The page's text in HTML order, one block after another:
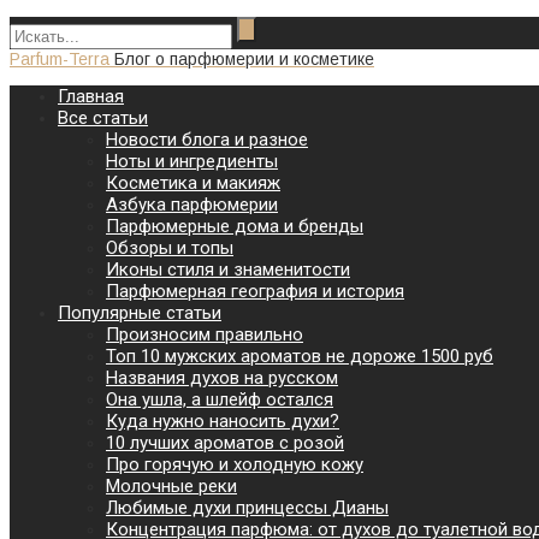
Parfum-Terra Блог о парфюмерии и косметике
Главная
Все статьи
Новости блога и разное
Ноты и ингредиенты
Косметика и макияж
Азбука парфюмерии
Парфюмерные дома и бренды
Обзоры и топы
Иконы стиля и знаменитости
Парфюмерная география и история
Популярные статьи
Произносим правильно
Топ 10 мужских ароматов не дороже 1500 руб
Названия духов на русском
Она ушла, а шлейф остался
Куда нужно наносить духи?
10 лучших ароматов с розой
Про горячую и холодную кожу
Молочные реки
Любимые духи принцессы Дианы
Концентрация парфюма: от духов до туалетной